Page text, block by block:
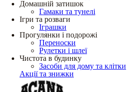
Домашній затишок
Гамаки та тунелі
Ігри та розваги
Іграшки
Прогулянки і подорожі
Переноски
Рулетки і шлеї
Чистота в будинку
Засоби для дому та клітки
Акції та знижки